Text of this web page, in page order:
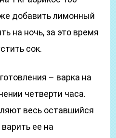
добавить лимонный
на ночь, за это время
сок.
– варка на
четверти часа.
весь оставшийся
ее на